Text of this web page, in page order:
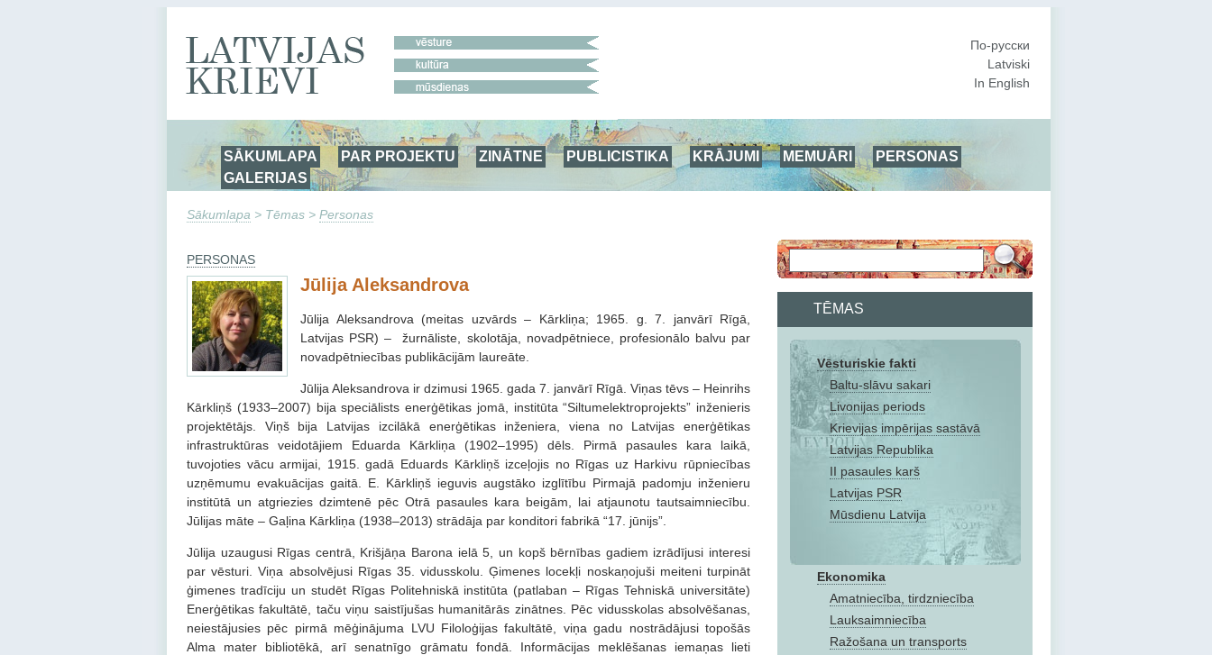
По-русски
Latviski
In English
SĀKUMLAPA PAR PROJEKTU ZINĀTNE PUBLICISTIKA KRĀJUMI MEMUĀRI
PERSONAS
GALERIJAS
Sākumlapa > Tēmas > Personas
TĒMAS
Vēsturiskie fakti
Baltu-slāvu sakari
Livonijas periods
Krievijas impērijas sastāvā
Latvijas Republika
II pasaules karš
Latvijas PSR
Mūsdienu Latvija
Ekonomika
Amatniecība, tirdzniecība
Lauksaimniecība
Ražošana un transports
PERSONAS
Jūlija Aleksandrova
Jūlija Aleksandrova (meitas uzvārds – Kārkliņa; 1965. g. 7. janvārī Rīgā,
Latvijas PSR) – žurnāliste, skolotāja, novadpētniece, profesionālo balvu par
novadpētniecības publikācijām laureāte.
Jūlija Aleksandrova ir dzimusi 1965. gada 7. janvārī Rīgā. Viņas tēvs – Heinrihs
Kārkliņš (1933–2007) bija speciālists enerģētikas jomā, institūta “Siltumelektroprojekts” inženieris
projektētājs. Viņš bija Latvijas izcilākā enerģētikas inženiera, viena no Latvijas enerģētikas
infrastruktūras veidotājiem Eduarda Kārkliņa (1902–1995) dēls. Pirmā pasaules kara laikā,
tuvojoties vācu armijai, 1915. gadā Eduards Kārkliņš izceļojis no Rīgas uz Harkivu rūpniecības
uzņēmumu evakuācijas gaitā. E. Kārkliņš ieguvis augstāko izglītību Pirmajā padomju inženieru
institūtā un atgriezies dzimtenē pēc Otrā pasaules kara beigām, lai atjaunotu tautsaimniecību.
Jūlijas māte – Gaļina Kārkliņa (1938–2013) strādāja par konditori fabrikā “17. jūnijs”.
Jūlija uzaugusi Rīgas centrā, Krišjāņa Barona ielā 5, un kopš bērnības gadiem izrādījusi interesi
par vēsturi. Viņa absolvējusi Rīgas 35. vidusskolu. Ģimenes locekļi noskaņojuši meiteni turpināt
ģimenes tradīciju un studēt Rīgas Politehniskā institūta (patlaban – Rīgas Tehniskā universitāte)
Enerģētikas fakultātē, taču viņu saistījušas humanitārās zinātnes. Pēc vidusskolas absolvēšanas,
neiestājusies pēc pirmā mēģinājuma LVU Filoloģijas fakultātē, viņa gadu nostrādājusi topošās
Alma mater bibliotēkā, arī senatnīgo grāmatu fondā. Informācijas meklēšanas iemaņas lieti